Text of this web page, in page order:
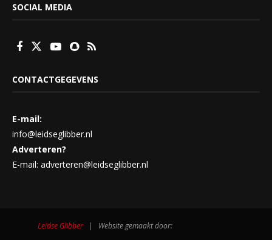
SOCIAL MEDIA
CONTACTGEGEVENS
E-mail:
info@leidseglibber.nl
Adverteren?
E-mail: adverteren@leidseglibber.nl
Leidse Glibber| Website gemaakt door: